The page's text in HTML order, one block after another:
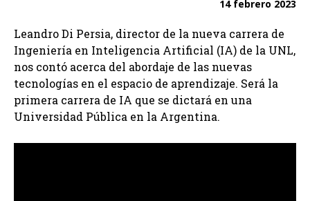
14 febrero 2023
Leandro Di Persia, director de la nueva carrera de
Ingeniería en Inteligencia Artificial (IA) de la UNL,
nos contó acerca del abordaje de las nuevas
tecnologías en el espacio de aprendizaje. Será la
primera carrera de IA que se dictará en una
Universidad Pública en la Argentina.